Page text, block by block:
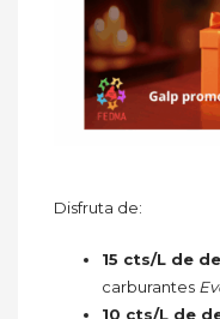
Disfruta de:
15 cts/L de
carburantes
10 cts/L de